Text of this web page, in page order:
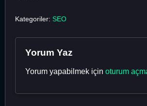
Kategoriler: SEO
Yorum Yaz
Yorum yapabilmek için oturum